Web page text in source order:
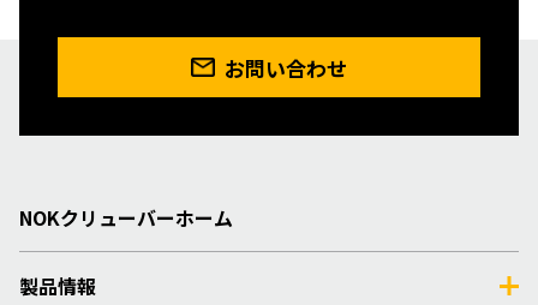
お問い合わせ
NOKクリューバーホーム
製品情報